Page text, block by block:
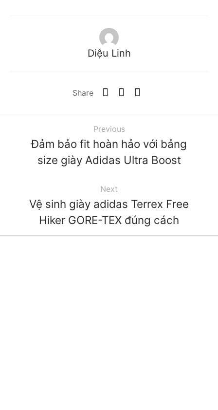
Diệu Linh
Share
Previous
Đảm bảo fit hoàn hảo với bảng
size giày Adidas Ultra Boost
Next
Vệ sinh giày adidas Terrex Free
Hiker GORE-TEX đúng cách